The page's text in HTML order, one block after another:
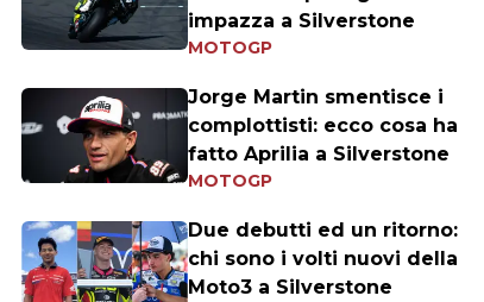
impazza a Silverstone
MOTOGP
Jorge Martin smentisce i
complottisti: ecco cosa ha
fatto Aprilia a Silverstone
MOTOGP
Due debutti ed un ritorno:
chi sono i volti nuovi della
Moto3 a Silverstone